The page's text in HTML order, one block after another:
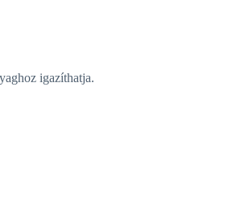
igazíthatja.